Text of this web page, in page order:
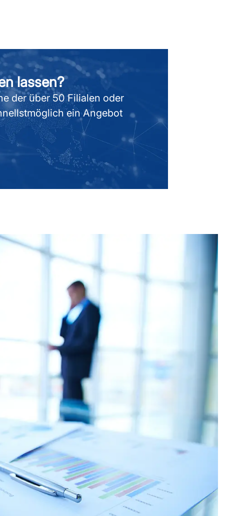
lassen?
der über 50 Filialen oder
ein Angebot